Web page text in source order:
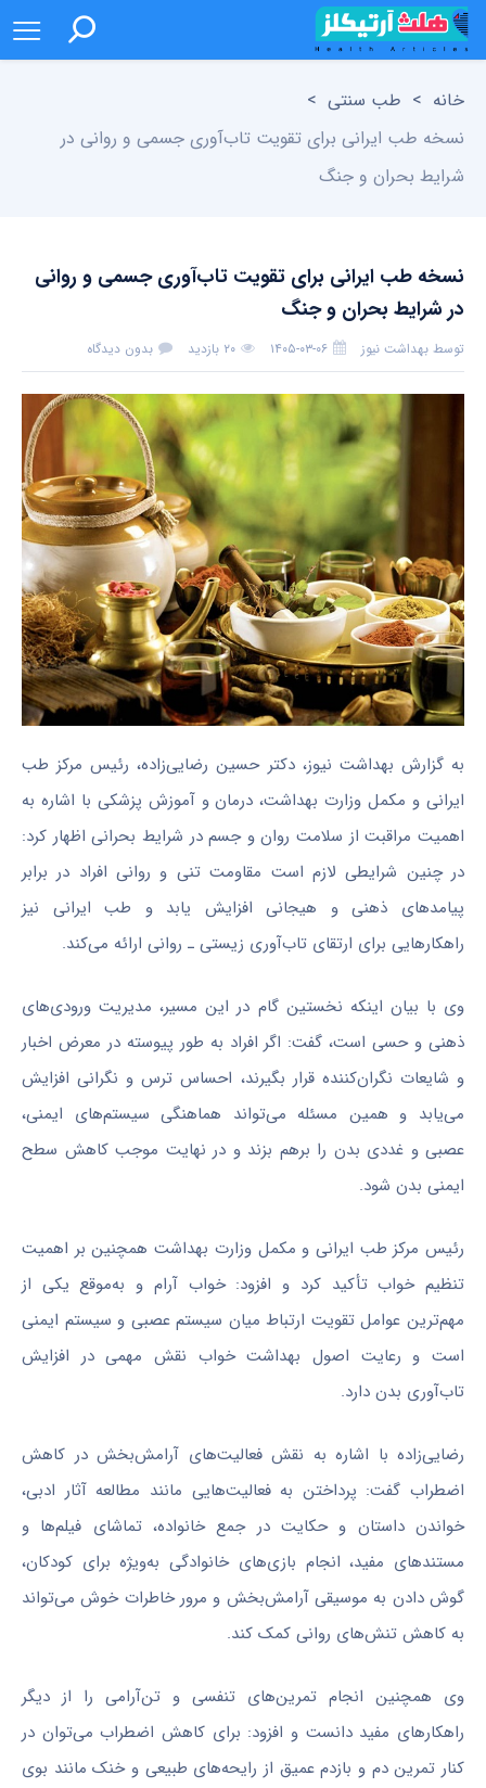
خانه > طب سنتی >
نسخه طب ایرانی برای تقویت تاب‌آوری جسمی و روانی در
شرایط بحران و جنگ
نسخه طب ایرانی برای تقویت تاب‌آوری جسمی و روانی
در شرایط بحران و جنگ
توسط بهداشت نیوز ۱۴۰۵-۰۳-۰۶ ۲۰ بازدید بدون دیدگاه
به گزارش بهداشت نیوز، دکتر حسین رضایی‌زاده، رئیس مرکز طب
ایرانی و مکمل وزارت بهداشت، درمان و آموزش پزشکی با اشاره به
اهمیت مراقبت از سلامت روان و جسم در شرایط بحرانی اظهار کرد:
در چنین شرایطی لازم است مقاومت تنی و روانی افراد در برابر
پیامدهای ذهنی و هیجانی افزایش یابد و طب ایرانی نیز
راهکارهایی برای ارتقای تاب‌آوری زیستی ـ روانی ارائه می‌کند.
وی با بیان اینکه نخستین گام در این مسیر، مدیریت ورودی‌های
ذهنی و حسی است، گفت: اگر افراد به طور پیوسته در معرض اخبار
و شایعات نگران‌کننده قرار بگیرند، احساس ترس و نگرانی افزایش
می‌یابد و همین مسئله می‌تواند هماهنگی سیستم‌های ایمنی،
عصبی و غددی بدن را برهم بزند و در نهایت موجب کاهش سطح
ایمنی بدن شود.
رئیس مرکز طب ایرانی و مکمل وزارت بهداشت همچنین بر اهمیت
تنظیم خواب تأکید کرد و افزود: خواب آرام و به‌موقع یکی از
مهم‌ترین عوامل تقویت ارتباط میان سیستم عصبی و سیستم ایمنی
است و رعایت اصول بهداشت خواب نقش مهمی در افزایش
تاب‌آوری بدن دارد.
رضایی‌زاده با اشاره به نقش فعالیت‌های آرامش‌بخش در کاهش
اضطراب گفت: پرداختن به فعالیت‌هایی مانند مطالعه آثار ادبی،
خواندن داستان و حکایت در جمع خانواده، تماشای فیلم‌ها و
مستندهای مفید، انجام بازی‌های خانوادگی به‌ویژه برای کودکان،
گوش دادن به موسیقی آرامش‌بخش و مرور خاطرات خوش می‌تواند
به کاهش تنش‌های روانی کمک کند.
وی همچنین انجام تمرین‌های تنفسی و تن‌آرامی را از دیگر
راهکارهای مفید دانست و افزود: برای کاهش اضطراب می‌توان در
کنار تمرین دم و بازدم عمیق از رایحه‌های طبیعی و خنک مانند بوی